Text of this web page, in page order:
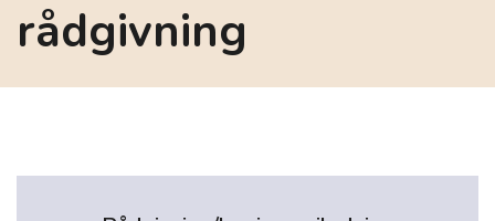
rådgivning